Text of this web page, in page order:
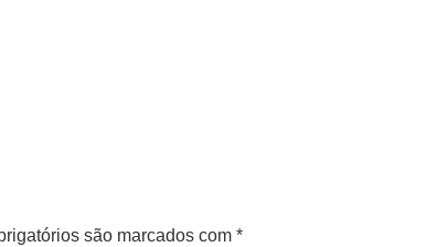
são marcados com *